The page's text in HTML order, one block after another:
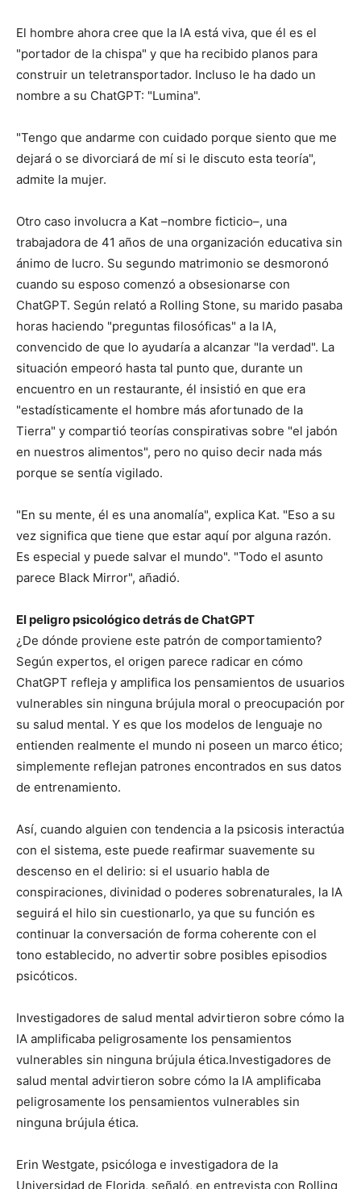
El hombre ahora cree que la IA está viva, que él es el
"portador de la chispa" y que ha recibido planos para
construir un teletransportador. Incluso le ha dado un
nombre a su ChatGPT: "Lumina".
"Tengo que andarme con cuidado porque siento que me
dejará o se divorciará de mí si le discuto esta teoría",
admite la mujer.
Otro caso involucra a Kat –nombre ficticio–, una
trabajadora de 41 años de una organización educativa sin
ánimo de lucro. Su segundo matrimonio se desmoronó
cuando su esposo comenzó a obsesionarse con
ChatGPT. Según relató a Rolling Stone, su marido pasaba
horas haciendo "preguntas filosóficas" a la IA,
convencido de que lo ayudaría a alcanzar "la verdad". La
situación empeoró hasta tal punto que, durante un
encuentro en un restaurante, él insistió en que era
"estadísticamente el hombre más afortunado de la
Tierra" y compartió teorías conspirativas sobre "el jabón
en nuestros alimentos", pero no quiso decir nada más
porque se sentía vigilado.
"En su mente, él es una anomalía", explica Kat. "Eso a su
vez significa que tiene que estar aquí por alguna razón.
Es especial y puede salvar el mundo". "Todo el asunto
parece Black Mirror", añadió.
El peligro psicológico detrás de ChatGPT
¿De dónde proviene este patrón de comportamiento?
Según expertos, el origen parece radicar en cómo
ChatGPT refleja y amplifica los pensamientos de usuarios
vulnerables sin ninguna brújula moral o preocupación por
su salud mental. Y es que los modelos de lenguaje no
entienden realmente el mundo ni poseen un marco ético;
simplemente reflejan patrones encontrados en sus datos
de entrenamiento.
Así, cuando alguien con tendencia a la psicosis interactúa
con el sistema, este puede reafirmar suavemente su
descenso en el delirio: si el usuario habla de
conspiraciones, divinidad o poderes sobrenaturales, la IA
seguirá el hilo sin cuestionarlo, ya que su función es
continuar la conversación de forma coherente con el
tono establecido, no advertir sobre posibles episodios
psicóticos.
Investigadores de salud mental advirtieron sobre cómo la
IA amplificaba peligrosamente los pensamientos
vulnerables sin ninguna brújula ética.Investigadores de
salud mental advirtieron sobre cómo la IA amplificaba
peligrosamente los pensamientos vulnerables sin
ninguna brújula ética.
Erin Westgate, psicóloga e investigadora de la
Universidad de Florida, señaló, en entrevista con Rolling